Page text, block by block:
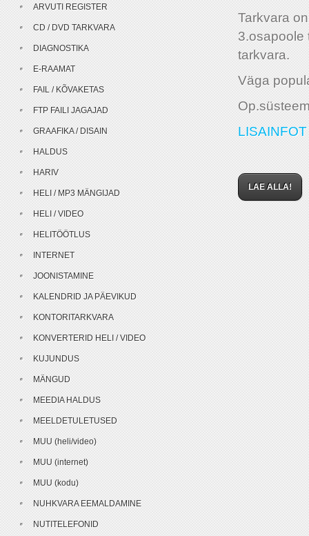
Tarkvara
3.osapoole
tarkvara.
Väga
LAE ALLA!
ARVUTI REGISTER
CD / DVD TARKVARA
DIAGNOSTIKA
E-RAAMAT
FAIL / KÕVAKETAS
FTP FAILI JAGAJAD
GRAAFIKA / DISAIN
HALDUS
HARIV
HELI / MP3 MÄNGIJAD
HELI / VIDEO
HELITÖÖTLUS
INTERNET
JOONISTAMINE
KALENDRID JA PÄEVIKUD
KONTORITARKVARA
KONVERTERID HELI / VIDEO
KUJUNDUS
MÄNGUD
MEEDIA HALDUS
MEELDETULETUSED
MUU (heli/video)
MUU (internet)
MUU (kodu)
NUHKVARA EEMALDAMINE
NUTITELEFONID